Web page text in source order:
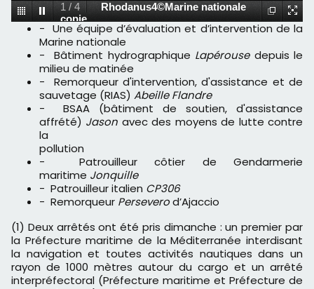
1 /4
Rhodanus4©Marine nationale
copie
- Une équipe d’évaluation et d’intervention de la
Marine nationale
- Bâtiment hydrographique Lapérouse depuis le
milieu de matinée
- Remorqueur d'intervention, d'assistance et de
sauvetage (RIAS) Abeille Flandre
- BSAA (bâtiment de soutien, d'assistance
affrété) Jason avec des moyens de lutte contre
la
pollution
- Patrouilleur côtier de Gendarmerie
maritime Jonquille
- Patrouilleur italien CP306
- Remorqueur Perseverod’Ajaccio
(1) Deux arrêtés ont été pris dimanche : un premier par
la Préfecture maritime de la Méditerranée interdisant
la navigation et toutes activités nautiques dans un
rayon de 1000 mètres autour du cargo et un arrêté
interpréfectoral (Préfecture maritime et Préfecture de